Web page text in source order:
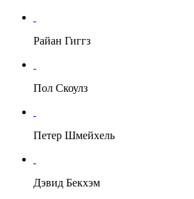
Райан Гиггз
Пол Скоулз
Петер Шмейхель
Дэвид Бекхэм